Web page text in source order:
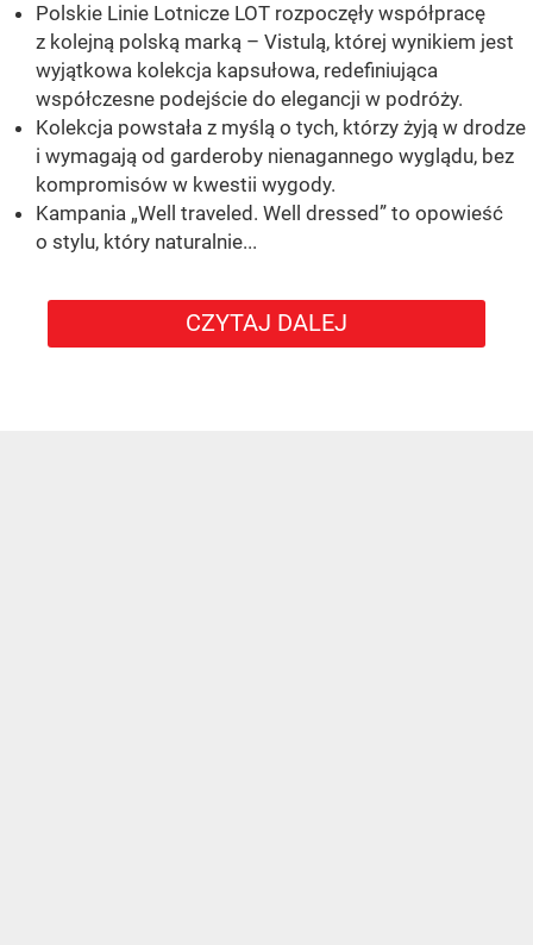
Polskie Linie Lotnicze LOT rozpoczęły współpracę
z kolejną polską marką – Vistulą, której wynikiem jest
wyjątkowa kolekcja kapsułowa, redefiniująca
współczesne podejście do elegancji w podróży.
Kolekcja powstała z myślą o tych, którzy żyją w drodze
i wymagają od garderoby nienagannego wyglądu, bez
kompromisów w kwestii wygody.
Kampania „Well traveled. Well dressed” to opowieść
o stylu, który naturalnie...
CZYTAJ DALEJ